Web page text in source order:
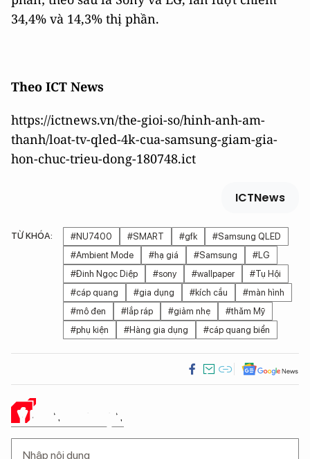
34,4% và 14,3% thị phần.
Theo ICT News
https://ictnews.vn/the-gioi-so/hinh-anh-am-
thanh/loat-tv-qled-4k-cua-samsung-giam-gia-
hon-chuc-trieu-dong-180748.ict
ICTNews
TỪ KHÓA: #NU7400 #SMART #gfk
#Samsung QLED
#Ambient Mode
#hạ giá #Samsung
#LG
#Đinh Ngọc Diệp
#sony #wallpaper
#Tụ Hội
#cáp quang
#gia dụng #kích cầu
#màn hình
#mô đen
#lắp ráp #giảm nhẹ
#thăm Mỹ
#phụ kiện
#Hàng gia dụng #cáp quang biển
Ý KIẾN CỦA BẠN